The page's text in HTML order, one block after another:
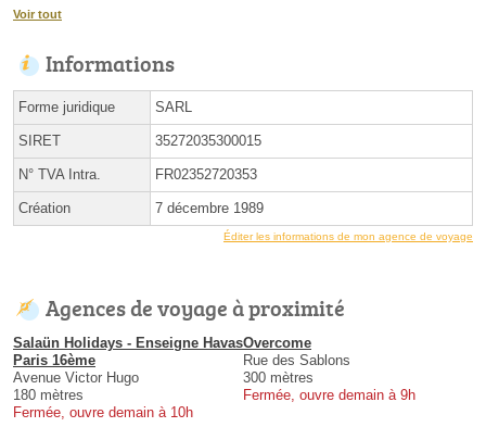
Voir tout
Informations
Forme juridique SARL
SIRET 35272035300015
N° TVA Intra. FR02352720353
Création 7 décembre 1989
Éditer les informations de mon agence de voyage
Agences de voyage à proximité
Salaün Holidays - Enseigne Havas
Paris 16ème
Avenue Victor Hugo
180 mètres
Fermée, ouvre demain à 10h
Overcome
Rue des Sablons
300 mètres
Fermée, ouvre demain à 9h